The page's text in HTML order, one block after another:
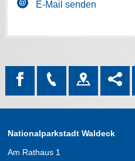
E-Mail senden
Nationalparkstadt Waldeck
Am Rathaus 1